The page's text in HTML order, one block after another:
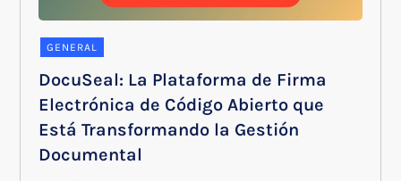
GENERAL
DocuSeal: La Plataforma de Firma
Electrónica de Código Abierto que
Está Transformando la Gestión
Documental